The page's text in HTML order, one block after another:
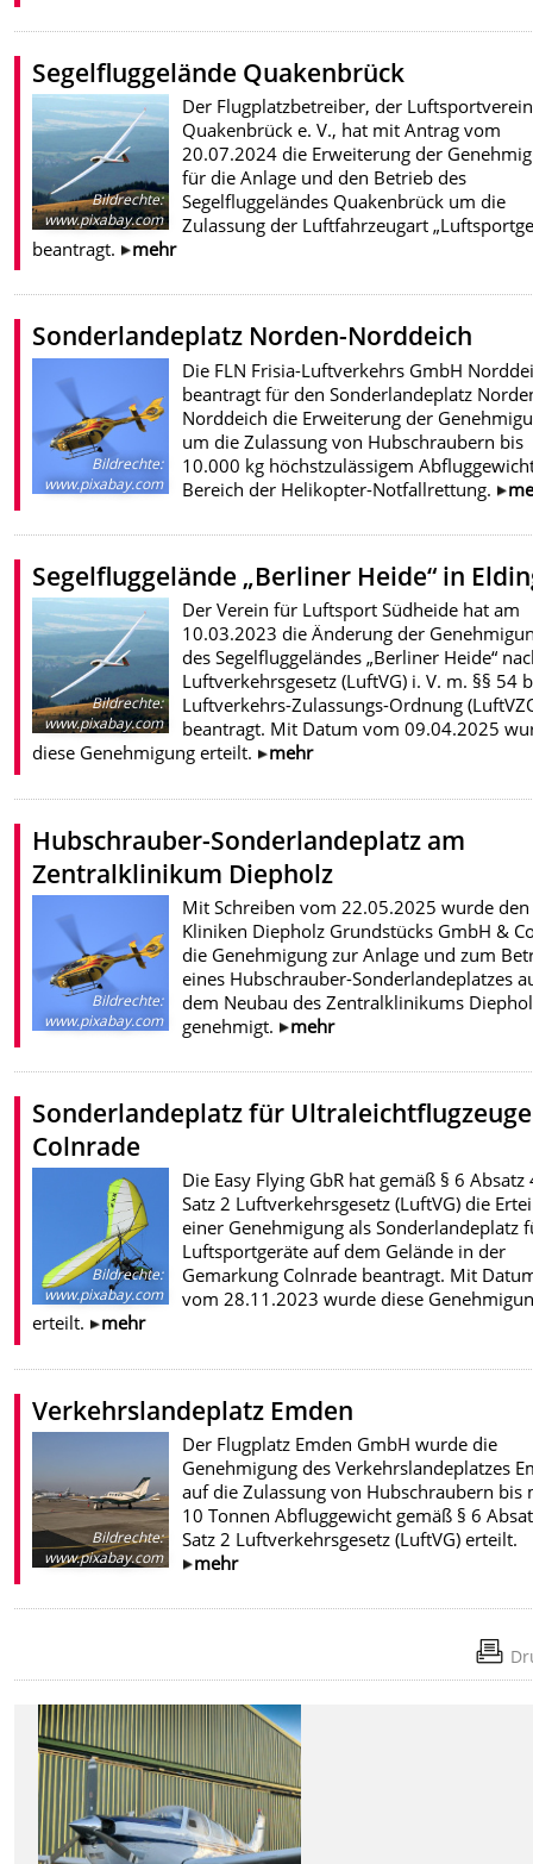
Segelfluggelände Quakenbrück
Bildrechte:
www.pixabay.com
Der Flugplatzbetreiber, der Luftsportverein
Quakenbrück e. V., hat mit Antrag vom
20.07.2024 die Erweiterung der
für die Anlage und den Betrieb des
Segelfluggeländes Quakenbrück um die
Zulassung der Luftfahrzeugart
beantragt.
mehr
Sonderlandeplatz Norden-Norddeich
Bildrechte:
www.pixabay.com
Die FLN Frisia-Luftverkehrs GmbH
beantragt für den Sonderlandeplatz
Norddeich die Erweiterung der
um die Zulassung von Hubschraubern bis
10.000 kg höchstzulässigem
Bereich der Helikopter-Notfallrettung.
Segelfluggelände „Berliner Heide“ in
Bildrechte:
www.pixabay.com
Der Verein für Luftsport Südheide hat am
10.03.2023 die Änderung der
des Segelfluggeländes „Berliner Heide“
Luftverkehrsgesetz (LuftVG) i. V. m. §§ 54
Luftverkehrs-Zulassungs-Ordnung
beantragt. Mit Datum vom 09.04.2025
diese Genehmigung erteilt.
mehr
Hubschrauber-Sonderlandeplatz am
Zentralklinikum Diepholz
Bildrechte:
www.pixabay.com
Mit Schreiben vom 22.05.2025 wurde den
Kliniken Diepholz Grundstücks GmbH &
die Genehmigung zur Anlage und zum
eines Hubschrauber-Sonderlandeplatzes
dem Neubau des Zentralklinikums
genehmigt.
mehr
Sonderlandeplatz für Ultraleichtflugzeuge
Colnrade
Bildrechte:
www.pixabay.com
Die Easy Flying GbR hat gemäß § 6 Absatz
Satz 2 Luftverkehrsgesetz (LuftVG) die
einer Genehmigung als Sonderlandeplatz
Luftsportgeräte auf dem Gelände in der
Gemarkung Colnrade beantragt. Mit
vom 28.11.2023 wurde diese
erteilt.
mehr
Verkehrslandeplatz Emden
Bildrechte:
www.pixabay.com
Der Flugplatz Emden GmbH wurde die
Genehmigung des Verkehrslandeplatzes
auf die Zulassung von Hubschraubern bis
10 Tonnen Abfluggewicht gemäß § 6
Satz 2 Luftverkehrsgesetz (LuftVG) erteilt.
mehr